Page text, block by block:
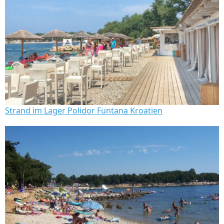
Strand im Lager Polidor Funtana Kroatien